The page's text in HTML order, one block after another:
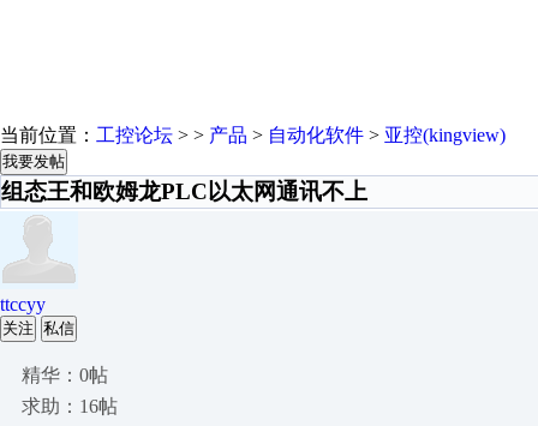
当前位置： 工控论坛 > > 产品 > 自动化软件 > 亚控(kingview)
我要发帖
组态王和欧姆龙PLC以太网通讯不上
ttccyy
关注 私信
精华：0帖
求助：16帖